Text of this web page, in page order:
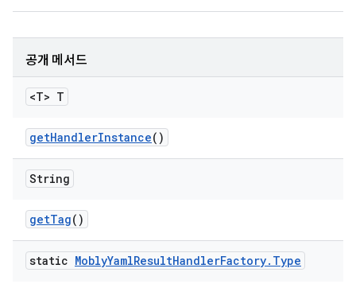
공개 메서드
<T> T
getHandlerInstance()
String
getTag()
static MoblyYamlResultHandlerFactory. Type